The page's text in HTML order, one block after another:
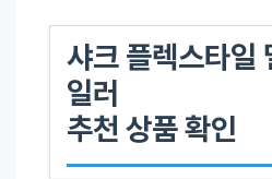
샤크 플렉스타일
일러
추천 상품 확인